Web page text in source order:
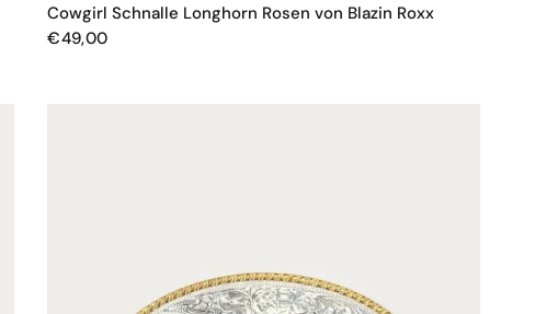
Cowgirl Schnalle Longhorn Rosen von Blazin Roxx
€49,00